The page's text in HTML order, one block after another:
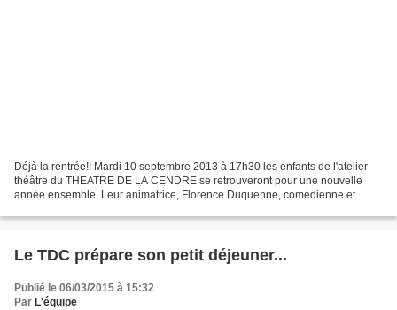
Déjà la rentrée!! Mardi 10 septembre 2013 à 17h30 les enfants de l'atelier-
théâtre du THEATRE DE LA CENDRE se retrouveront pour une nouvelle
année ensemble. Leur animatrice, Florence Duquenne, comédienne et
Le TDC prépare son petit déjeuner...
Publié le 06/03/2015 à 15:32
Par L'équipe